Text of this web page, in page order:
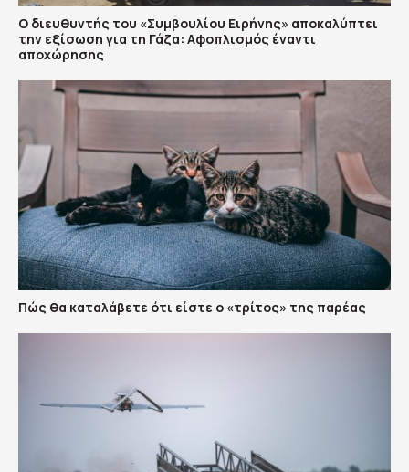
Ο διευθυντής του «Συμβουλίου Ειρήνης» αποκαλύπτει
την εξίσωση για τη Γάζα: Αφοπλισμός έναντι
αποχώρησης
Πώς θα καταλάβετε ότι είστε ο «τρίτος» της παρέας